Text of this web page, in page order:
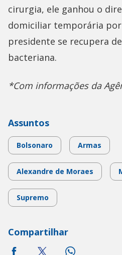
cirurgia, ele ganhou o
domiciliar temporária por
presidente se recupera
bacteriana.
*Com informações da
Assuntos
Bolsonaro Armas
Alexandre de Moraes
Supremo
Compartilhar